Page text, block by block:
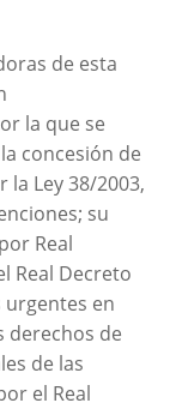
de esta
la que se
concesión de
la Ley 38/2003,
su
Real
Real Decreto
urgentes en
derechos de
de las
el Real